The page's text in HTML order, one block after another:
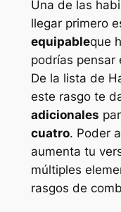
Una de las
llegar primero
equipableque
podrías pensar
De la lista de
este rasgo te
adicionales
cuatro. Poder
aumenta tu
múltiples
rasgos de